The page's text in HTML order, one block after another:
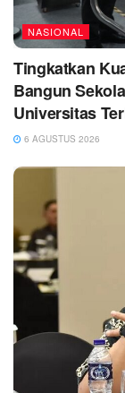
NASIONAL
Tingkatkan
Bangun
Universitas
6 AGUSTUS 2026